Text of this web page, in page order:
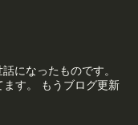
になったものです。
す。 もうブログ更新